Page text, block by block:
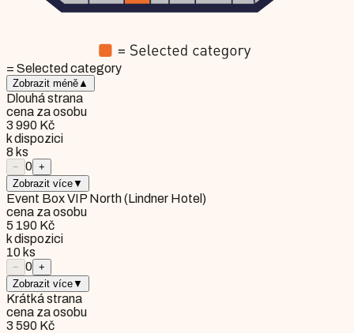
= Selected category
Zobrazit méně ▲
Dlouhá strana
cena za osobu
3 990 Kč
k dispozici
8 ks
− 0 +
Zobrazit více▼
Event Box VIP North (Lindner Hotel)
cena za osobu
5 190 Kč
k dispozici
10 ks
− 0 +
Zobrazit více▼
Krátká strana
cena za osobu
3 590 Kč